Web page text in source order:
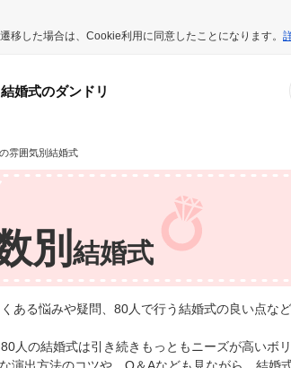
した場合は、Cookie利用に同意したことになります。
結婚式のダンドリ
雰囲気別結婚式
別 結婚式
ある悩みや疑問、80人で行う結婚式の良い点な
人の結婚式は引き続きもっともニーズが高いボ